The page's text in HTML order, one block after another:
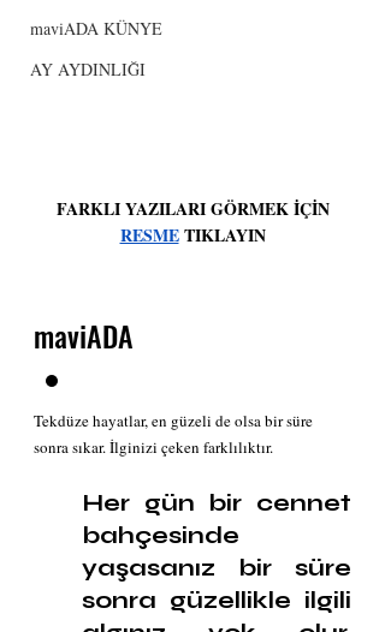
maviADA KÜNYE
AY AYDINLIĞI
FARKLI YAZILARI GÖRMEK İÇİN
RESME TIKLAYIN
maviADA
Tekdüze hayatlar, en güzeli de olsa bir süre
sonra sıkar. İlginizi çeken farklılıktır.
Her gün bir cennet
bahçesinde
yaşasanız bir süre
sonra güzellikle ilgili